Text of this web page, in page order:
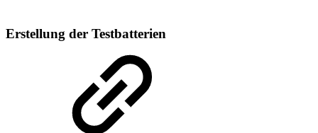
Erstellung der Testbatterien